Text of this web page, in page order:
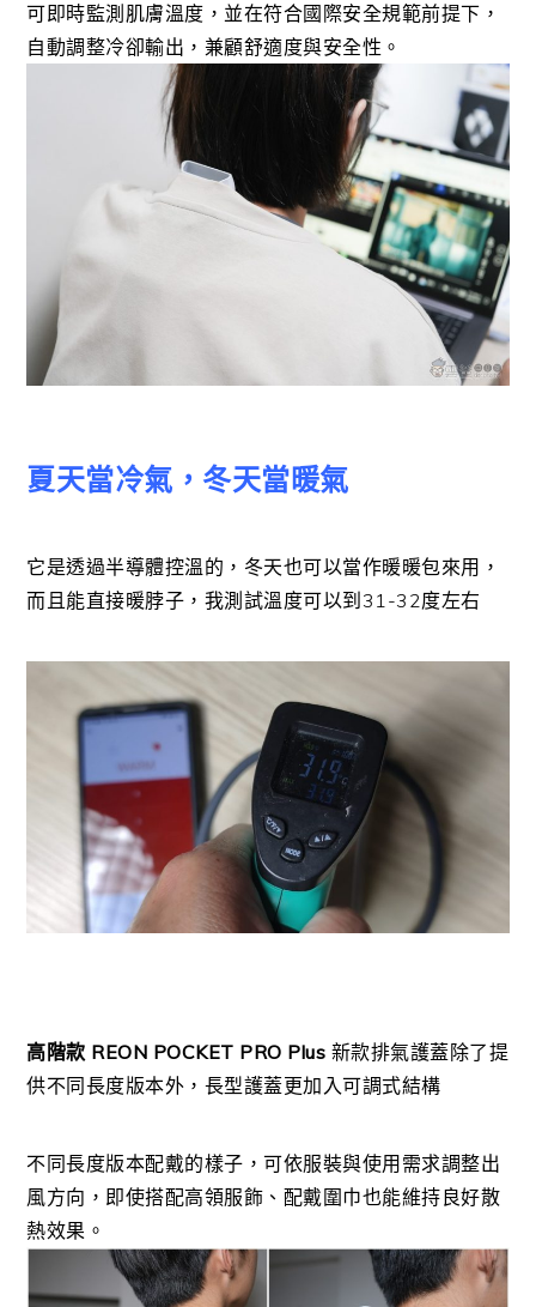
可即時監測肌膚溫度，並在符合國際安全規範前提下，
自動調整冷卻輸出，兼顧舒適度與安全性。
夏天當冷氣，冬天當暖氣
它是透過半導體控溫的，冬天也可以當作暖暖包來用，
而且能直接暖脖子，我測試溫度可以到31-32度左右
高階款 REON POCKET PRO Plus 新款排氣護蓋除了提
供不同長度版本外，長型護蓋更加入可調式結構
不同長度版本配戴的樣子，可依服裝與使用需求調整出
風方向，即使搭配高領服飾、配戴圍巾也能維持良好散
熱效果。